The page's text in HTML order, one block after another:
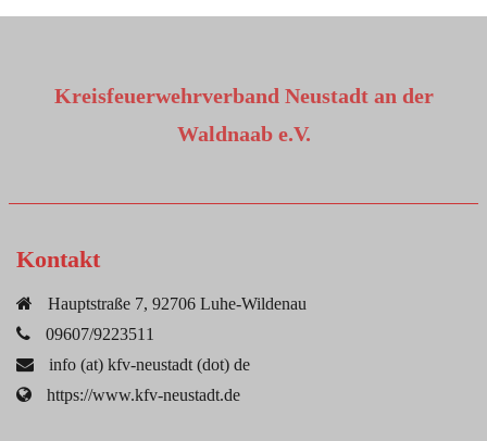
Kreisfeuerwehrverband Neustadt an der
Waldnaab e.V.
Kontakt
Hauptstraße 7, 92706 Luhe-Wildenau
09607/9223511
info (at) kfv-neustadt (dot) de
https://www.kfv-neustadt.de